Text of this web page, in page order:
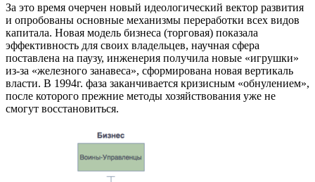
За это время очерчен новый идеологический вектор развития
и опробованы основные механизмы переработки всех видов
капитала. Новая модель бизнеса (торговая) показала
эффективность для своих владельцев, научная сфера
поставлена на паузу, инженерия получила новые «игрушки»
из-за «железного занавеса», сформирована новая вертикаль
власти. В 1994г. фаза заканчивается кризисным «обнулением»,
после которого прежние методы хозяйствования уже не
смогут восстановиться.